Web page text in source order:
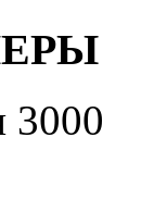
3000